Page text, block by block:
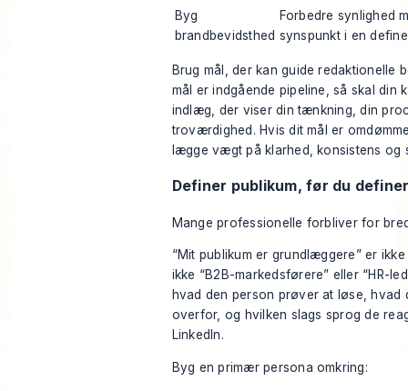
Byg
brandbevidsthed
Forbedre synlighed
synspunkt i en
Brug mål, der kan guide redaktionelle
mål er indgående pipeline, så skal din
indlæg, der viser din tænkning, din
troværdighed. Hvis dit mål er
lægge vægt på klarhed, konsistens og
Definer publikum, før du
Mange professionelle forbliver for
“Mit publikum er grundlæggere” er
ikke “B2B-markedsførere” eller “HR-
hvad den person prøver at løse, hvad
overfor, og hvilken slags sprog de
LinkedIn.
Byg en primær persona omkring: